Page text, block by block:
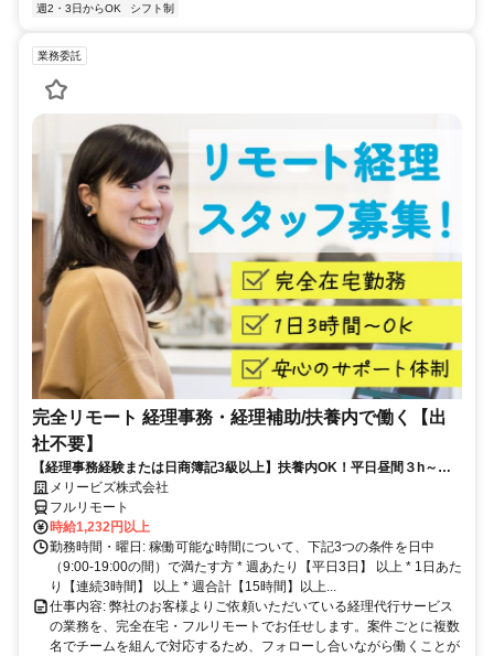
週2・3日からOK
シフト制
業務委託
完全リモート 経理事務・経理補助/扶養内で働く【出
社不要】
【経理事務経験または日商簿記3級以上】扶養内OK！平日昼間３h～。
完全在宅で育児・介護中の方も大歓迎♪
メリービズ株式会社
フルリモート
時給1,232円以上
勤務時間・曜日: 稼働可能な時間について、下記3つの条件を日中
（9:00-19:00の間）で満たす方 * 週あたり【平日3日】 以上 * 1日あた
り【連続3時間】 以上 * 週合計【15時間】以上...
仕事内容: 弊社のお客様よりご依頼いただいている経理代行サービス
の業務を、完全在宅・フルリモートでお任せします。案件ごとに複数
名でチームを組んで対応するため、フォローし合いながら働くことが